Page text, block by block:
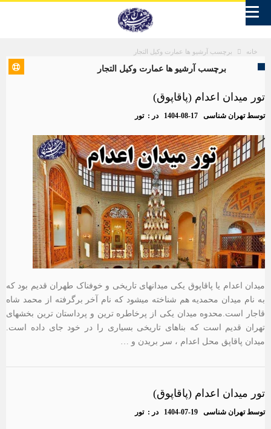
خانه برچسب آرشیو ها عمارت وکیل التجار
برچسب آرشیو ها عمارت وکیل التجار
تور میدان اعدام (پاقاپوق)
توسطتهران شناسی 1404-08-17 در :تور
میدان اعدام یا پاقاپوق یکی میدانهای تاریخی و خوفناک طهران قدیم بود که
به نام میدان محمدیه هم شناخته میشود که نام آخر برگرفته از محمد شاه
قاجار است.محدوه میدان یکی از پرخاطره ترین و پرداستان ترین بخشهای
تهران قدیم است که بناهای تاریخی بسیاری را در خود جای داده است.
میدان پاقاپق محل اعدام ، سر بریدن و …
تور میدان اعدام (پاقاپوق)
توسطتهران شناسی 1404-07-19 در :تور